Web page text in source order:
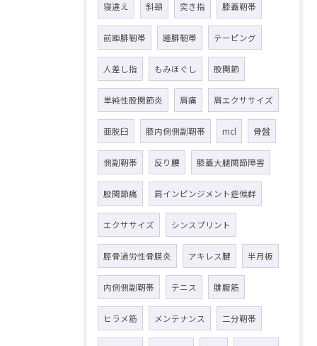
寝違え 斜頸 突き指 膝蓋靭帯
前距腓靭帯 踵腓靭帯 テーピング
人差し指 もみほぐし 股関節
単純性股関節炎 肩痛 肩エクササイズ
亜脱臼 膝内側側副靭帯 mcl 骨盤
側副靭帯 反り腰 膝蓋大腿関節障害
股関節痛 肩インピンジメント症候群
エクササイズ シンスプリント
脛骨過労性骨膜炎 アキレス腱 半月板
内側側副靭帯 テニス 腓腹筋
ヒラメ筋 メンテナンス 二分靭帯